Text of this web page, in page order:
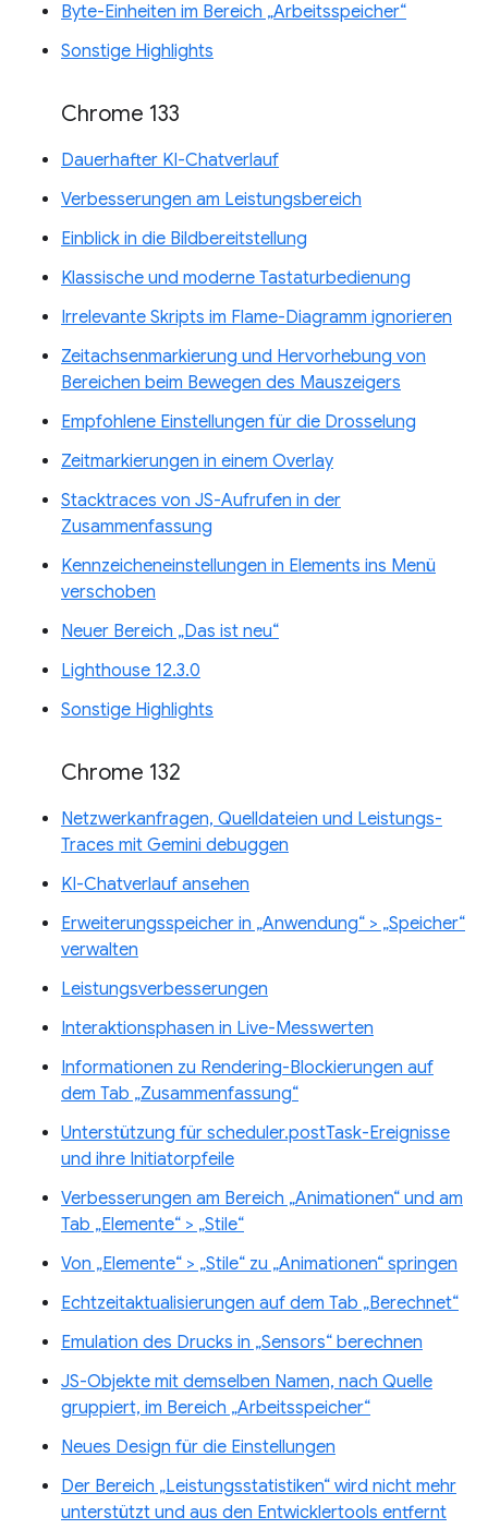
Byte-Einheiten im Bereich „Arbeitsspeicher“
Sonstige Highlights
Chrome 133
Dauerhafter KI-Chatverlauf
Verbesserungen am Leistungsbereich
Einblick in die Bildbereitstellung
Klassische und moderne Tastaturbedienung
Irrelevante Skripts im Flame-Diagramm ignorieren
Zeitachsenmarkierung und Hervorhebung von
Bereichen beim Bewegen des Mauszeigers
Empfohlene Einstellungen für die Drosselung
Zeitmarkierungen in einem Overlay
Stacktraces von JS-Aufrufen in der
Zusammenfassung
Kennzeicheneinstellungen in Elements ins Menü
verschoben
Neuer Bereich „Das ist neu“
Lighthouse 12.3.0
Sonstige Highlights
Chrome 132
Netzwerkanfragen, Quelldateien und Leistungs-
Traces mit Gemini debuggen
KI-Chatverlauf ansehen
Erweiterungsspeicher in „Anwendung“ > „Speicher“
verwalten
Leistungsverbesserungen
Interaktionsphasen in Live-Messwerten
Informationen zu Rendering-Blockierungen auf
dem Tab „Zusammenfassung“
Unterstützung für scheduler.postTask-Ereignisse
und ihre Initiatorpfeile
Verbesserungen am Bereich „Animationen“ und am
Tab „Elemente“ > „Stile“
Von „Elemente“ > „Stile“ zu „Animationen“ springen
Echtzeitaktualisierungen auf dem Tab „Berechnet“
Emulation des Drucks in „Sensors“ berechnen
JS-Objekte mit demselben Namen, nach Quelle
gruppiert, im Bereich „Arbeitsspeicher“
Neues Design für die Einstellungen
Der Bereich „Leistungsstatistiken“ wird nicht mehr
unterstützt und aus den Entwicklertools entfernt